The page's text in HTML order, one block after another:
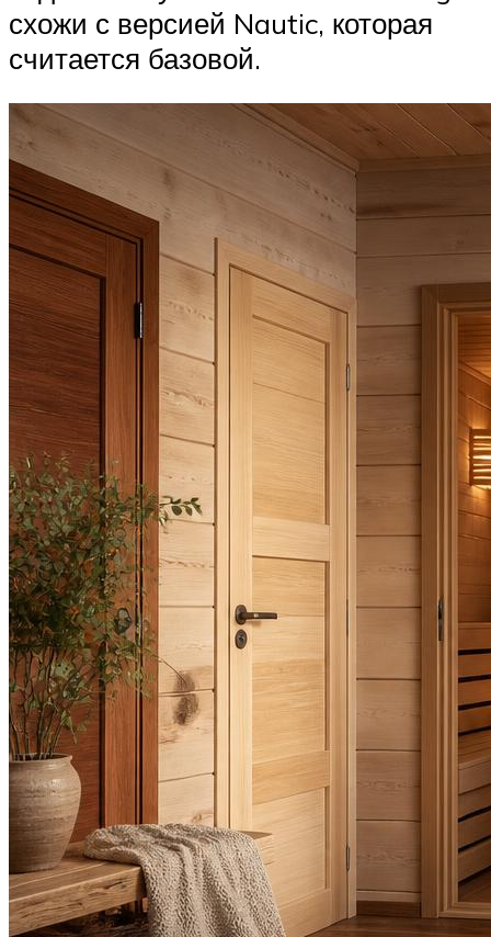
схожи с версией Nautic, которая
считается базовой.